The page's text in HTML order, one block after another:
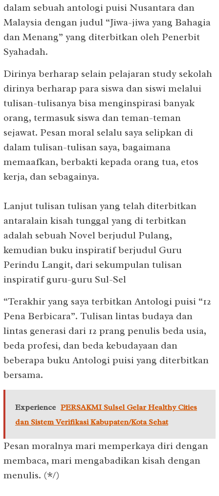
dalam sebuah antologi puisi Nusantara dan
Malaysia dengan judul “Jiwa-jiwa yang Bahagia
dan Menang” yang diterbitkan oleh Penerbit
Syahadah.
Dirinya berharap selain pelajaran study sekolah
dirinya berharap para siswa dan siswi melalui
tulisan-tulisanya bisa menginspirasi banyak
orang, termasuk siswa dan teman-teman
sejawat. Pesan moral selalu saya selipkan di
dalam tulisan-tulisan saya, bagaimana
memaafkan, berbakti kepada orang tua, etos
kerja, dan sebagainya.
Lanjut tulisan tulisan yang telah diterbitkan
antaralain kisah tunggal yang di terbitkan
adalah sebuah Novel berjudul Pulang,
kemudian buku inspiratif berjudul Guru
Perindu Langit, dari sekumpulan tulisan
inspiratif guru-guru Sul-Sel
“Terakhir yang saya terbitkan Antologi puisi “12
Pena Berbicara”. Tulisan lintas budaya dan
lintas generasi dari 12 prang penulis beda usia,
beda profesi, dan beda kebudayaan dan
beberapa buku Antologi puisi yang diterbitkan
bersama.
Experience PERSAKMI Sulsel Gelar Healthy Cities
dan Sistem Verifikasi Kabupaten/Kota Sehat
Pesan moralnya mari memperkaya diri dengan
membaca, mari mengabadikan kisah dengan
menulis. (*/)